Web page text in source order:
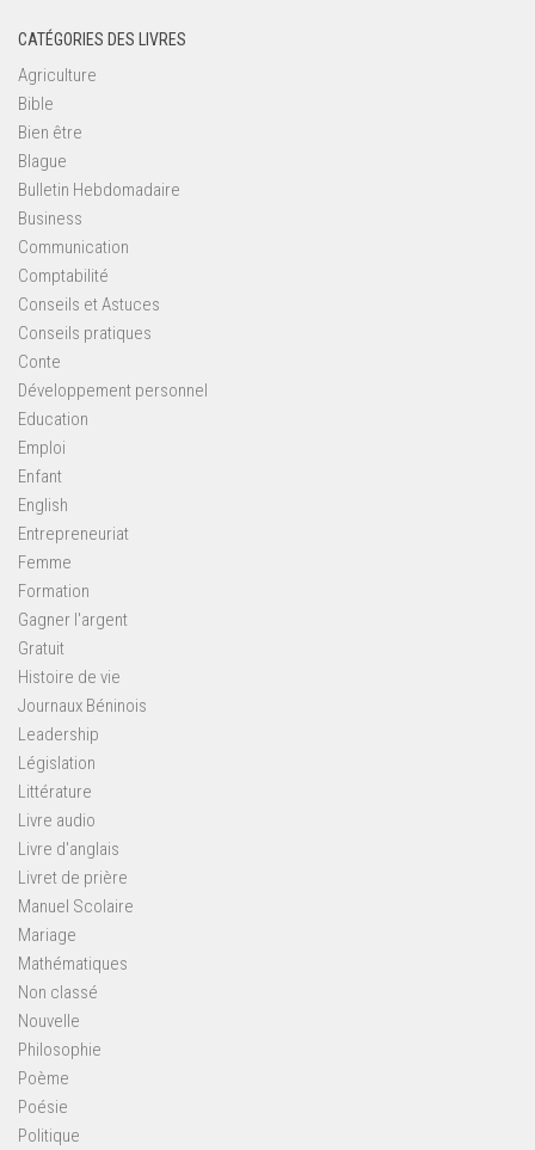
CATÉGORIES DES LIVRES
Agriculture
Bible
Bien être
Blague
Bulletin Hebdomadaire
Business
Communication
Comptabilité
Conseils et Astuces
Conseils pratiques
Conte
Développement personnel
Education
Emploi
Enfant
English
Entrepreneuriat
Femme
Formation
Gagner l'argent
Gratuit
Histoire de vie
Journaux Béninois
Leadership
Législation
Littérature
Livre audio
Livre d'anglais
Livret de prière
Manuel Scolaire
Mariage
Mathématiques
Non classé
Nouvelle
Philosophie
Poème
Poésie
Politique